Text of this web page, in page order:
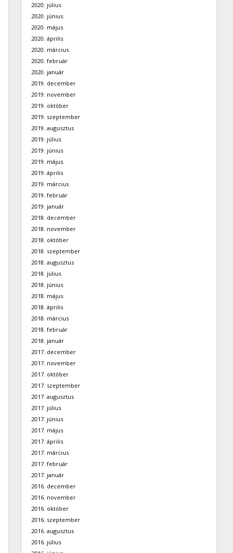
2020. július
2020. június
2020. május
2020. április
2020. március
2020. február
2020. január
2019. december
2019. november
2019. október
2019. szeptember
2019. augusztus
2019. július
2019. június
2019. május
2019. április
2019. március
2019. február
2019. január
2018. december
2018. november
2018. október
2018. szeptember
2018. augusztus
2018. július
2018. június
2018. május
2018. április
2018. március
2018. február
2018. január
2017. december
2017. november
2017. október
2017. szeptember
2017. augusztus
2017. július
2017. június
2017. május
2017. április
2017. március
2017. február
2017. január
2016. december
2016. november
2016. október
2016. szeptember
2016. augusztus
2016. július